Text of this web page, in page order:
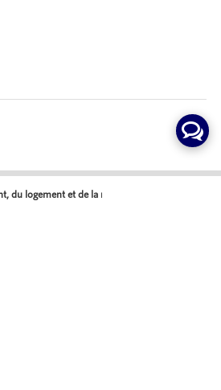
des territoires, DGALN
du logement et de la nature - Comment